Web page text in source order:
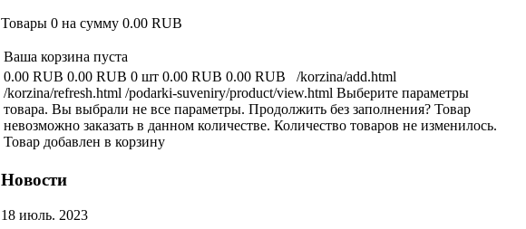
Товары 0 на сумму 0.00 RUB
Ваша корзина пуста
0.00 RUB 0.00 RUB 0 шт 0.00 RUB 0.00 RUB
/korzina/add.html
/korzina/refresh.html /podarki-suveniry/product/view.html Выберите параметры
товара. Вы выбрали не все параметры. Продолжить без заполнения? Товар
невозможно заказать в данном количестве. Количество товаров не изменилось.
Товар добавлен в корзину
Новости
18 июль. 2023